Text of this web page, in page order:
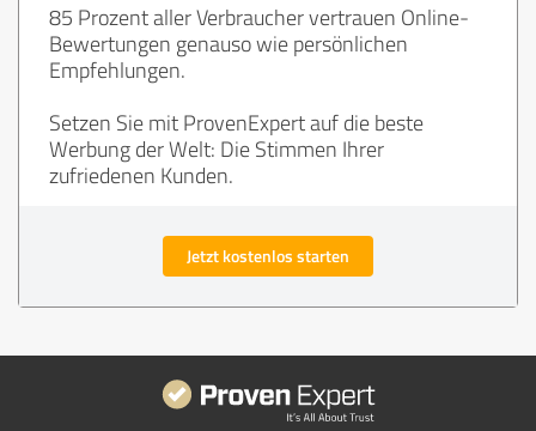
85 Prozent aller Verbraucher vertrauen Online-
Bewertungen genauso wie persönlichen
Empfehlungen.
Setzen Sie mit ProvenExpert auf die beste
Werbung der Welt: Die Stimmen Ihrer
zufriedenen Kunden.
Jetzt kostenlos starten